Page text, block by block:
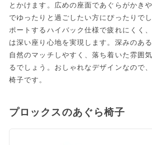
とかけます。広めの座面であぐらがかき
でゆったりと過ごしたい方にぴったりで
ポートするハイバック仕様で疲れにくく
は深い座り心地を実現します。深みのあ
自然のマッチしやすく、落ち着いた雰囲
るでしょう。おしゃれなデザインなので
椅子です。
プロックスのあぐら椅子